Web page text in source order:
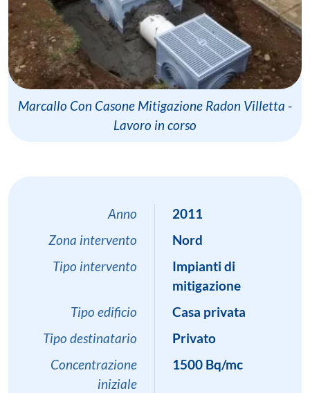
Marcallo Con Casone Mitigazione Radon Villetta -
Lavoro in corso
Anno
2011
Zona intervento
Nord
Tipo intervento
Impianti di
mitigazione
Tipo edificio
Casa privata
Tipo destinatario
Privato
Concentrazione
iniziale
1500 Bq/mc